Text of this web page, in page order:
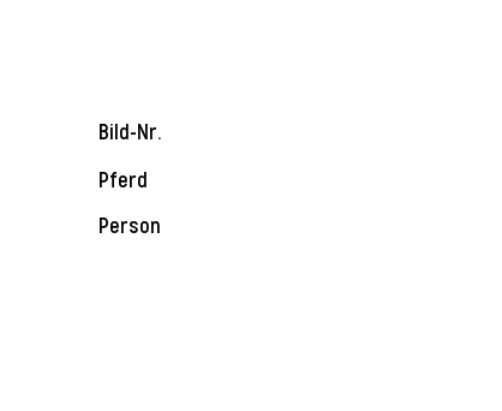
Bild-Nr.
Pferd
Person